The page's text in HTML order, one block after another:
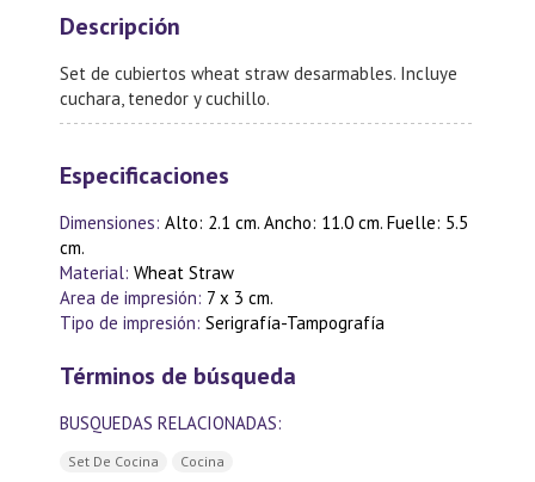
Descripción
Set de cubiertos wheat straw desarmables. Incluye
cuchara, tenedor y cuchillo.
Especificaciones
Dimensiones: Alto: 2.1 cm. Ancho: 11.0 cm. Fuelle: 5.5
cm.
Material: Wheat Straw
Area de impresión: 7 x 3 cm.
Tipo de impresión: Serigrafía-Tampografía
Términos de búsqueda
BUSQUEDAS RELACIONADAS:
Set De Cocina Cocina